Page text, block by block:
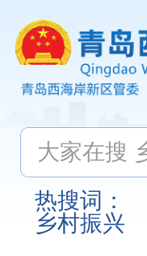
热搜词：
乡村振兴